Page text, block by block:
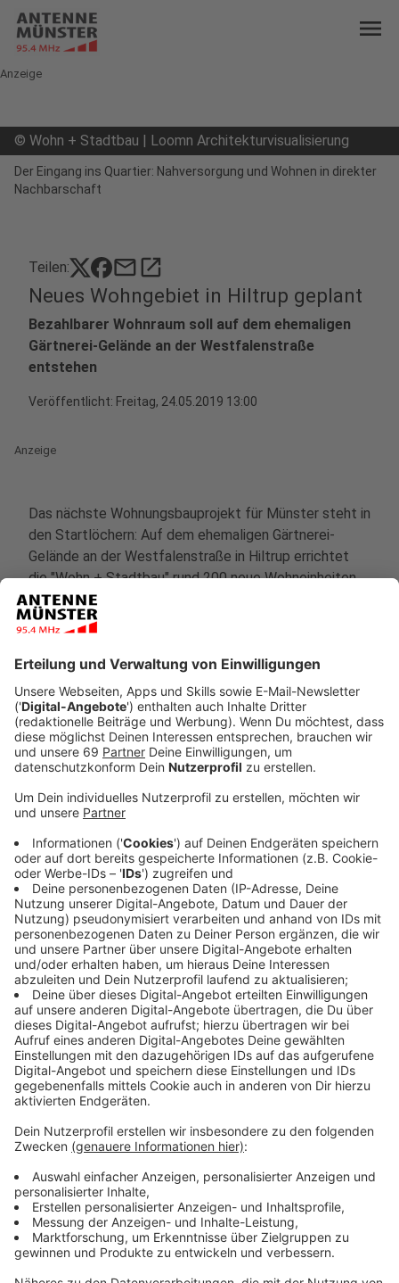
menu
Anzeige
© Wohn + Stadtbau | Loomn Architekturvisualisierung
Der Eingang ins Quartier: Nahversorgung und Wohnen in direkter
Nachbarschaft
Teilen: mailopen_in_new
Neues Wohngebiet in Hiltrup geplant
Bezahlbarer Wohnraum soll auf dem ehemaligen
Gärtnerei-Gelände an der Westfalenstraße
entstehen
Veröffentlicht: Freitag, 24.05.2019 13:00
Anzeige
Das nächste Wohnungsbauprojekt für Münster steht in
den Startlöchern: Auf dem ehemaligen Gärtnerei-
Gelände an der Westfalenstraße in Hiltrup errichtet
die "Wohn + Stadtbau" rund 200 neue Wohneinheiten.
Bezahlbar, grün und lebenswert - das sind die zentralen
Schlagworte aus der Planung für die dreieinhalb
Mehrfamilien- und Einfamilienhäusern komplettieren
eine Kita und ein Neubau für den bestehenden
Lebensmittelmarkt in direkter Nachbarschaft zum
bestehenden Ärztehaus.
Anzeige
Anzeige
Mit der Unterzeichnung des städtebaulichen Vertrags
zwischen Stadtverwaltung und "Wohn + Stadtbau"
sowie mit den vom Rat der Stadt beschlossenen
Bebauungsplänen ist der Weg frei für die Umsetzung
der Pläne. Die Erschließungs- und erste
Hochbauarbeiten starten noch in diesem Jahr.
Anzeige
Stadtbaurat Robin Denstorff leistete die Unterschrift
für die Stadt Münster unter dem städtebaulichen
Hiltrup haben Planungsverwaltung und Wohn und
Stadtbau Hand in Hand die bestmögliche Lösung
erarbeitet", betont Denstorff den Gewinn für Münster.
"Hier entsteht vielfältiger Wohnraum - dank zu
erhaltendem Grünkorridor und sozialer Infrastruktur in